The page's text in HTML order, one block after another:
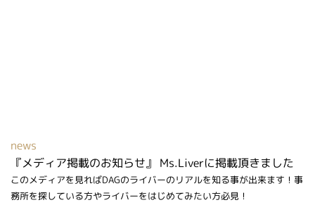
news
『メディア掲載のお知らせ』 Ms.Liverに掲載頂きました
このメディアを見ればDAGのライバーのリアルを知る事が出来ます！事
務所を探している方やライバーをはじめてみたい方必見！